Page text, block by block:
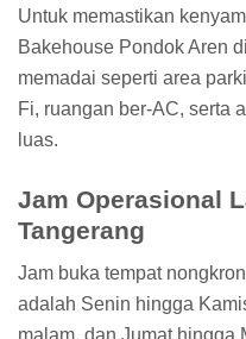
Untuk memastikan
Bakehouse Pondok Aren
memadai seperti area
Fi, ruangan ber-AC, serta
luas.
Jam Operasional
Tangerang
Jam buka tempat
adalah Senin hingga
malam, dan Jumat hingga